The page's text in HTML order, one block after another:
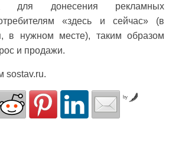
для донесения рекламных
«здесь и сейчас» (в
в нужном месте), таким образом
и продажи.
sostav.ru.
by